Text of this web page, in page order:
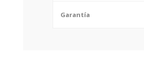
Garantía